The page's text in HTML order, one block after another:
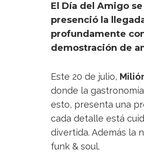
El Día del Amigo
presenció la
profundamente
demostración de
Este 20 de julio,
donde la
esto, presenta una
cada detalle está
divertida. Además la
funk & soul.